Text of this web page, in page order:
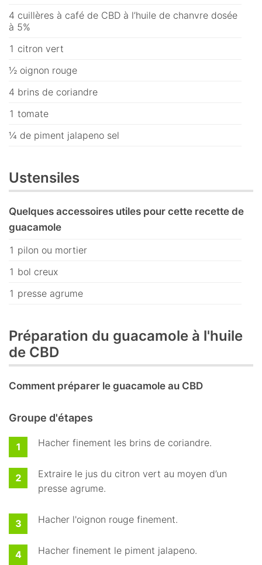
4 cuillères à café de CBD à l’huile de chanvre dosée
à 5%
1 citron vert
½ oignon rouge
4 brins de coriandre
1 tomate
¼ de piment jalapeno sel
Ustensiles
Quelques accessoires utiles pour cette recette de
guacamole
1 pilon ou mortier
1 bol creux
1 presse agrume
Préparation du guacamole à l'huile
de CBD
Comment préparer le guacamole au CBD
Groupe d'étapes
Hacher finement les brins de coriandre.
Extraire le jus du citron vert au moyen d’un
presse agrume.
Hacher l'oignon rouge finement.
Hacher finement le piment jalapeno.